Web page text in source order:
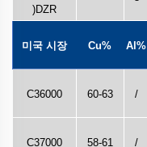
)DZR
미국 시장 Cu% Al%
C36000 60-63 /
C37000 58-61 /